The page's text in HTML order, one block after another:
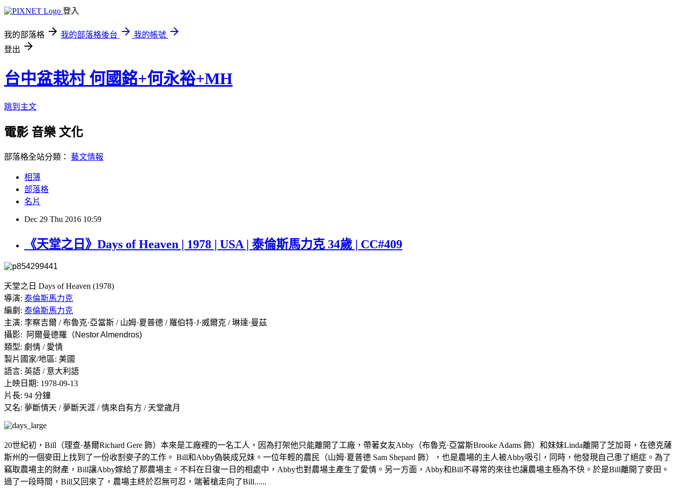
登入
我的部落格 我的部落格後台
我的帳號
登出
台中盆栽村 何國銘+何永裕+MH
跳到主文
電影 音樂 文化
部落格全站分類： 藝文情報
相簿
部落格
名片
Dec 29 Thu 2016 10:59
《天堂之日》Days of Heaven | 1978 | USA | 泰倫斯馬力克 34歲 | CC#409
天堂之日 Days of Heaven (1978)
導演: 泰倫斯馬力克
編劇: 泰倫斯馬力克
主演: 李察吉爾 / 布魯克·亞當斯 / 山姆·夏普德 / 羅伯特·J·威爾克 / 琳達·曼茲
攝影:
阿爾曼德羅（Nestor Almendros)
類型: 劇情 / 愛情
製片國家/地區: 美國
語言: 英語 / 意大利語
上映日期: 1978-09-13
片長: 94 分鐘
又名: 夢斷情天 / 夢斷天涯 / 情來自有方 / 天堂歲月
20世紀初，Bill（理查·基爾Richard Gere 飾）本來是工廠裡的一名工人，因為打架他只能離開了工廠，帶著女友Abby（布魯克·亞當斯Brooke Adams 飾）和妹妹Linda離開了芝加哥，在德克薩
斯州的一個麥田上找到了一份收割麥子的工作。 Bill和Abby偽裝成兄妹。一位年輕的農民（山姆·夏普德 Sam Shepard 飾），也是農場的主人被Abby吸引，同時，他發現自己患了絕症。為了
竊取農場主的財產，Bill讓Abby嫁給了那農場主。不料在日復一日的相處中，Abby也對農場主產生了愛情。另一方面，Abby和Bill不尋常的來往也讓農場主極為不快。於是Bill離開了麥田。
過了一段時間，Bill又回來了，農場主終於忍無可忍，端著槍走向了Bill......